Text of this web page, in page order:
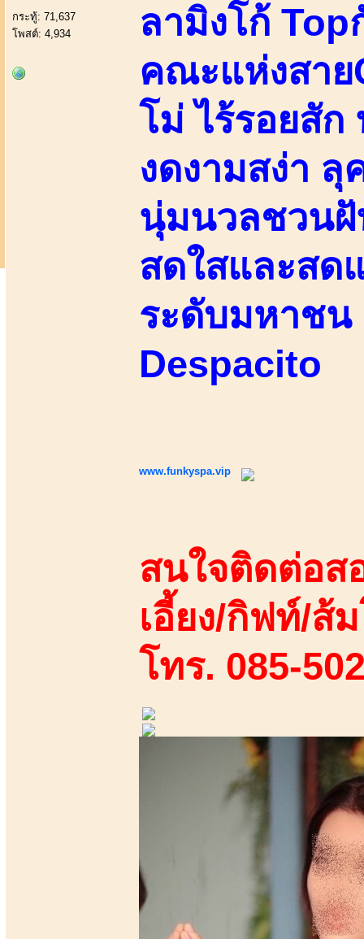
กระทู้: 71,637
โพสต์: 4,934
ลามิงโก้
คณะแห่งสาย
โม่ ไร้รอยสัก
งดงามสง่า
นุ่มนวลชวนฝั
สดใสและสด
ระดับมหาชน
Despacito
www.funkyspa.vip
สนใจติดต่อส
เอี้ยง/กิฟท์/ส้
โทร. 085-